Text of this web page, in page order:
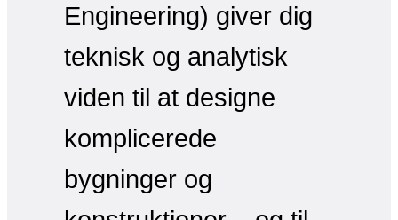
Engineering) giver dig
teknisk og analytisk
viden til at designe
komplicerede
bygninger og